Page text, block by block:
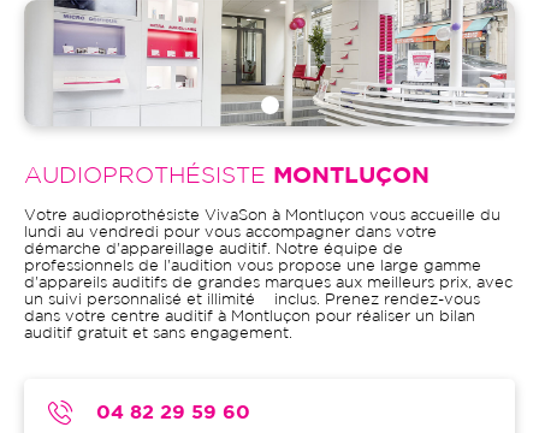
AUDIOPROTHÉSISTE MONTLUÇON
Votre audioprothésiste VivaSon à Montluçon vous accueille du
lundi au vendredi pour vous accompagner dans votre
démarche d'appareillage auditif. Notre équipe de
professionnels de l'audition vous propose une large gamme
d'appareils auditifs de grandes marques aux meilleurs prix, avec
un suivi personnalisé et illimité inclus. Prenez rendez-vous
dans votre centre auditif à Montluçon pour réaliser un bilan
auditif gratuit et sans engagement.
04 82 29 59 60